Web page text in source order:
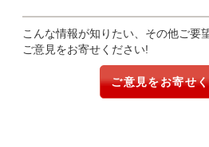
こんな情報が知りたい、その他ご要
ご意見をお寄せください!
ご意見をお寄せ